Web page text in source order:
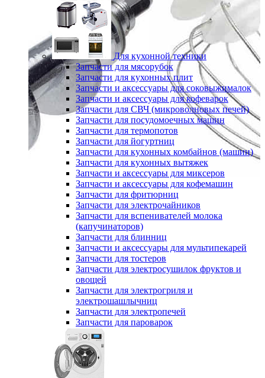
Для кухонной техники
Запчасти для мясорубок
Запчасти для кухонных плит
Запчасти и аксессуары для соковыжималок
Запчасти и аксессуары для кофеварок
Запчасти для СВЧ (микроволновых печей)
Запчасти для посудомоечных машин
Запчасти для термопотов
Запчасти для йогуртниц
Запчасти для кухонных комбайнов (машин)
Запчасти для кухонных вытяжек
Запчасти и аксессуары для миксеров
Запчасти и аксессуары для кофемашин
Запчасти для фритюрниц
Запчасти для электрочайников
Запчасти для вспенивателей молока
(капучинаторов)
Запчасти для блинниц
Запчасти и аксессуары для мультипекарей
Запчасти для тостеров
Запчасти для электросушилок фруктов и
овощей
Запчасти для электрогриля и
электрошашлычниц
Запчасти для электропечей
Запчасти для пароварок